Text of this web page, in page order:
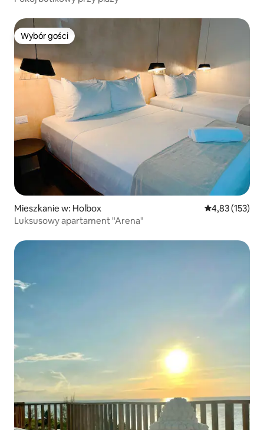
Wybór gości
Wybór gości
Mieszkanie w: Holbox Średnia
4,83 (153)
Luksusowy apartament "Arena"